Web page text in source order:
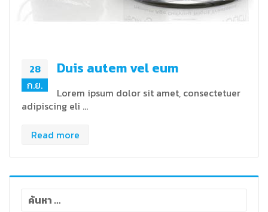
28
ก.ย.
Duis autem vel eum
Lorem ipsum dolor sit amet, consectetuer
adipiscing eli …
Read more
ค้นหา
สำหรับ: